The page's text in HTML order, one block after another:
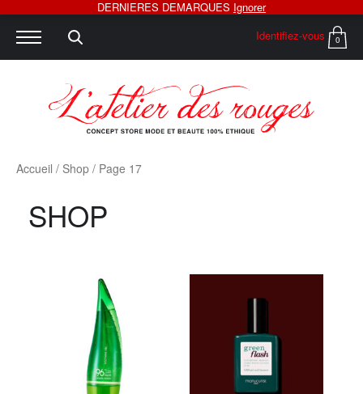
Identifiez-vous 0
Accueil / Shop / Page 17
SHOP
DERNIERES DEMARQUES Ignorer